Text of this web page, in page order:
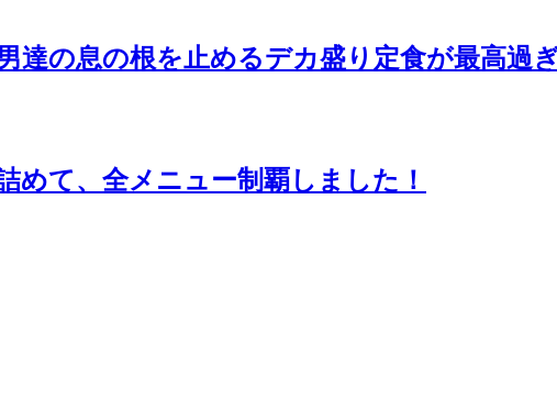
達の息の根を止めるデカ盛り定食が最高過
めて、全メニュー制覇しました！